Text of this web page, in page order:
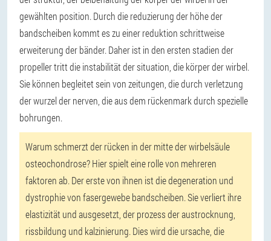
gewählten position. Durch die reduzierung der höhe der
bandscheiben kommt es zu einer reduktion schrittweise
erweiterung der bänder. Daher ist in den ersten stadien der
propeller tritt die instabilität der situation, die körper der wirbel.
Sie können begleitet sein von zeitungen, die durch verletzung
der wurzel der nerven, die aus dem rückenmark durch spezielle
bohrungen.
Warum schmerzt der rücken in der mitte der wirbelsäule
osteochondrose? Hier spielt eine rolle von mehreren
faktoren ab. Der erste von ihnen ist die degeneration und
dystrophie von fasergewebe bandscheiben. Sie verliert ihre
elastizität und ausgesetzt, der prozess der austrocknung,
rissbildung und kalzinierung. Dies wird die ursache, die